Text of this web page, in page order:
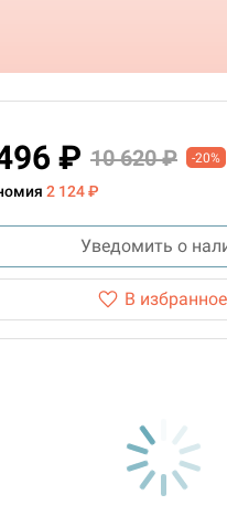
₽ 10 620 ₽ -20%
2 124 ₽
Уведомить о
В избранное